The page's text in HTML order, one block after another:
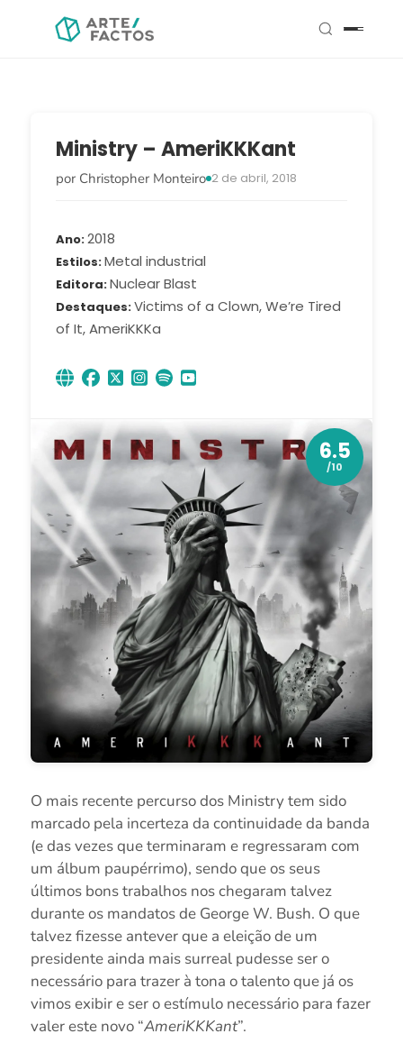
Ministry – AmeriKKKant
por Christopher Monteiro 2 de abril, 2018
Ano 2018
Estilos Metal industrial
Editora Nuclear Blast
Destaques Victims of a Clown, We’re Tired
of It, AmeriKKKa
6.5
/10
O mais recente percurso dos Ministry tem sido
marcado pela incerteza da continuidade da banda
(e das vezes que terminaram e regressaram com
um álbum paupérrimo), sendo que os seus
últimos bons trabalhos nos chegaram talvez
durante os mandatos de George W. Bush. O que
talvez fizesse antever que a eleição de um
presidente ainda mais surreal pudesse ser o
necessário para trazer à tona o talento que já os
vimos exibir e ser o estímulo necessário para fazer
valer este novo “AmeriKKKant”.